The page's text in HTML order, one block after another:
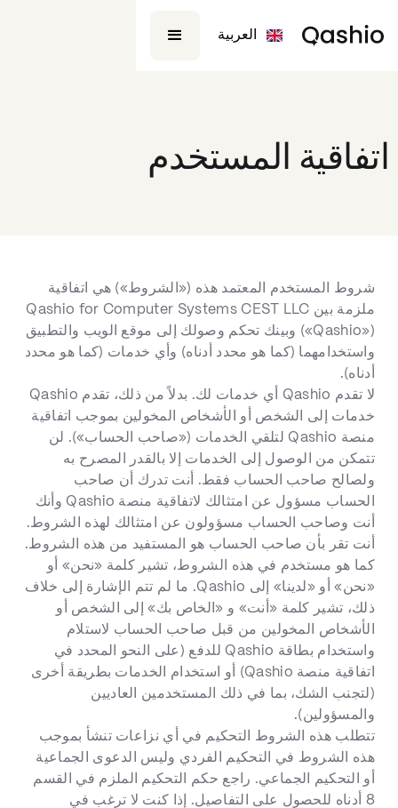
العربية
اتفاقية المستخدم
شروط المستخدم المعتمد هذه («الشروط») هي اتفاقية
ملزمة بين Qashio for Computer Systems CEST LLC
(«Qashio») وبينك تحكم وصولك إلى موقع الويب والتطبيق
واستخدامهما (كما هو محدد أدناه) وأي خدمات (كما هو محدد
أدناه).
لا تقدم Qashio أي خدمات لك. بدلاً من ذلك، تقدم Qashio
خدمات إلى الشخص أو الأشخاص المخولين بموجب اتفاقية
منصة Qashio لتلقي الخدمات («صاحب الحساب»). لن
تتمكن من الوصول إلى الخدمات إلا بالقدر المصرح به
ولصالح صاحب الحساب فقط. أنت تدرك أن صاحب
الحساب مسؤول عن امتثالك لاتفاقية منصة Qashio وأنك
أنت وصاحب الحساب مسؤولون عن امتثالك لهذه الشروط.
أنت تقر بأن صاحب الحساب هو المستفيد من هذه الشروط.
كما هو مستخدم في هذه الشروط، تشير كلمة «نحن» أو
«نحن» أو «لدينا» إلى Qashio. ما لم تتم الإشارة إلى خلاف
ذلك، تشير كلمة «أنت» و «الخاص بك» إلى الشخص أو
الأشخاص المخولين من قبل صاحب الحساب لاستلام
واستخدام بطاقة Qashio للدفع (على النحو المحدد في
اتفاقية منصة Qashio) أو استخدام الخدمات بطريقة أخرى
(لتجنب الشك، بما في ذلك المستخدمين العاديين
والمسؤولين).
تتطلب هذه الشروط التحكيم في أي نزاعات تنشأ بموجب
هذه الشروط في التحكيم الفردي وليس الدعوى الجماعية
أو التحكيم الجماعي. راجع حكم التحكيم الملزم في القسم
8 أدناه للحصول على التفاصيل. إذا كنت لا ترغب في